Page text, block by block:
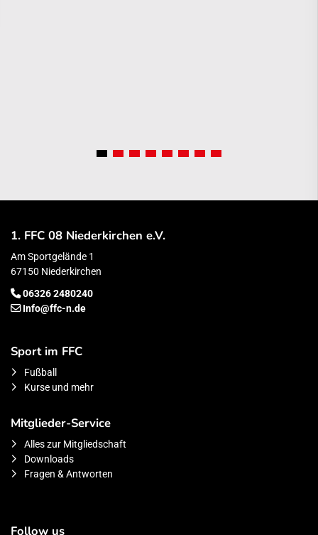
1. FFC 08 Niederkirchen e.V.
Am Sportgelände 1
67150 Niederkirchen
06326 2480240
Info@ffc-n.de
Sport im FFC
Fußball
Kurse und mehr
Mitglieder-Service
Alles zur Mitgliedschaft
Downloads
Fragen & Antworten
Follow us